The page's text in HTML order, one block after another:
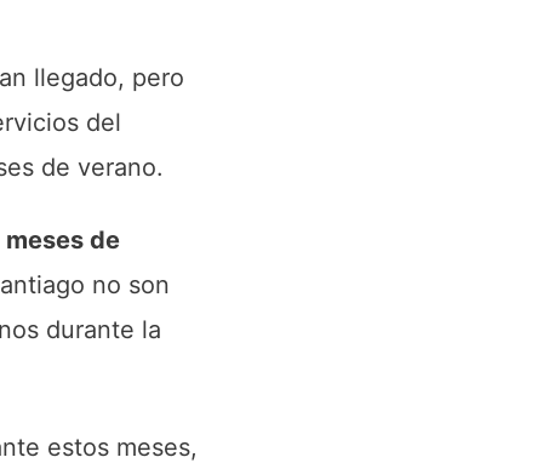
llegado, pero
del
de verano.
de
no son
durante la
estos meses,